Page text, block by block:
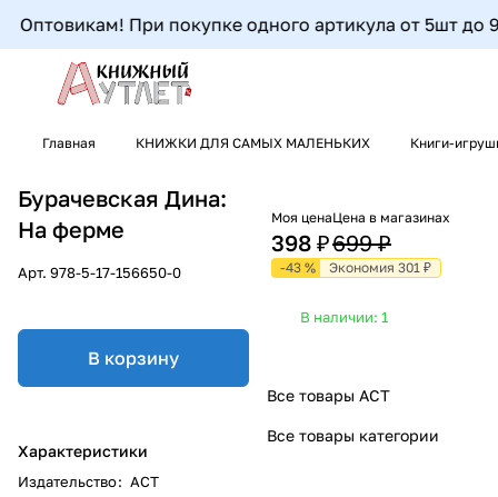
Оптовикам! При покупке одного артикула от 5шт до
Главная КНИЖКИ ДЛЯ САМЫХ МАЛЕНЬКИХ Книги-
Бурачевская Дина:
На ферме
Арт. 978-5-17-156650-0
В корзину
Характеристики
Издательство: АСТ
Моя цена
398 ₽
Цена в магазинах
699 ₽
-43 % Экономия 301 ₽
В наличии: 1
Все товары АСТ
Все товары категории